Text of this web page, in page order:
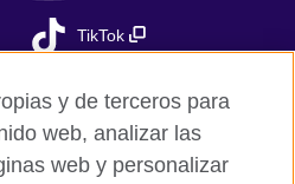
TikTok
y de terceros para
web, analizar las
web y personalizar